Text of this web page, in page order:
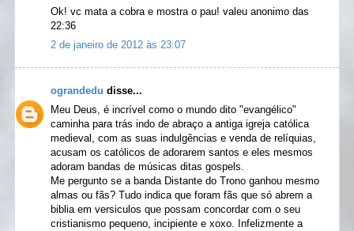
Ok! vc mata a cobra e mostra o pau! valeu anonimo das
22:36
2 de janeiro de 2012 às 23:07
ograndedu disse...
Meu Deus, é incrível como o mundo dito "evangélico"
caminha para trás indo de abraço a antiga igreja católica
medieval, com as suas indulgências e venda de relíquias,
acusam os católicos de adorarem santos e eles mesmos
adoram bandas de músicas ditas gospels.
Me pergunto se a banda Distante do Trono ganhou mesmo
almas ou fãs? Tudo indica que foram fãs que só abrem a
biblia em versiculos que possam concordar com o seu
cristianismo pequeno, incipiente e xoxo. Infelizmente a